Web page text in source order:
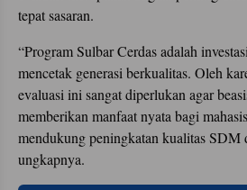
tepat sasaran.
“Program Sulbar Cerdas adalah
mencetak generasi berkualitas. Oleh
evaluasi ini sangat diperlukan agar
memberikan manfaat nyata bagi
mendukung peningkatan kualitas SDM
ungkapnya.